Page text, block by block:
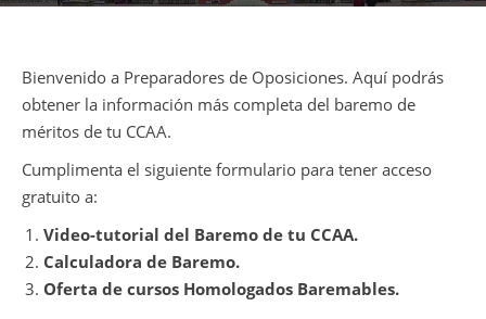
Bienvenido a Preparadores de Oposiciones. Aquí podrás
obtener la información más completa del baremo de
méritos de tu CCAA.
Cumplimenta el siguiente formulario para tener acceso
gratuito a:
Video-tutorial del Baremo de tu CCAA.
Calculadora de Baremo.
Oferta de cursos Homologados Baremables.